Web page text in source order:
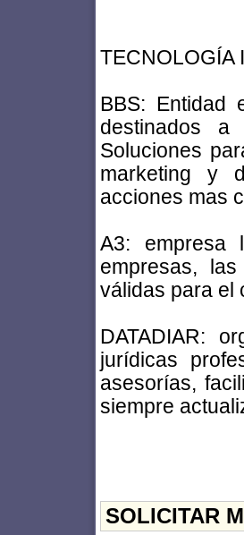
TECNOLOGÍA
BBS: Entidad
destinados
Soluciones
marketing y
acciones mas
A3: empresa
empresas,
válidas para el
DATADIAR:
jurídicas
asesorías,
siempre
SOLICITAR